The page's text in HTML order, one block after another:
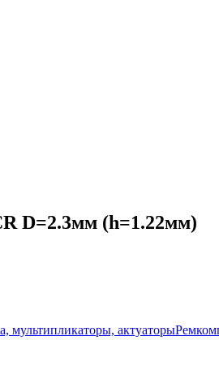
D=2.3мм (h=1.22мм)
мультипликаторы, актуаторы